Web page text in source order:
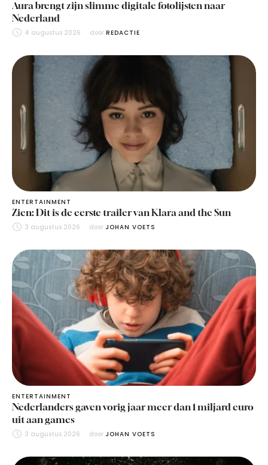
Aura brengt zijn slimme digitale fotolijsten naar
Nederland
4 augustus 2026 door REDACTIE
ENTERTAINMENT
Zien: Dit is de eerste trailer van Klara and the Sun
3 augustus 2026 door JOHAN VOETS
ENTERTAINMENT
Nederlanders gaven vorig jaar meer dan 1 miljard euro
uit aan games
3 augustus 2026 door JOHAN VOETS